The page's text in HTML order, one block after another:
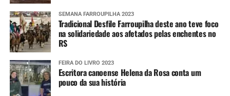
telefone (61) 2034-4611 ou clicando
preciso interagir com o robô de atendimento enviando
um simples “Oi”.
Após a primeira interação, o usuário pode compartilhar
sua localização atual ou qualquer outra do seu interesse
para, dessa forma, receber as mensagens que serão
encaminhadas pela Defesa Civil estadual.
SEMANA FARROUPILHA 2023
Tradicional Desfile Farroupilha deste ano teve foco
na solidariedade aos afetados pelas enchentes no
RS
FEIRA DO LIVRO 2023
Escritora canoense Helena da Rosa conta um
pouco da sua história